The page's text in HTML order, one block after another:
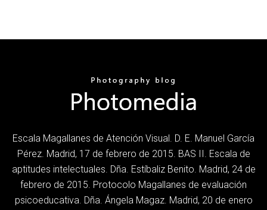
Escala Magallanes de Atención Visual. D. E. Manuel García
Pérez. Madrid, 17 de febrero de 2015. BAS II. Escala de
aptitudes intelectuales. Dña. Estíbaliz Benito. Madrid, 24 de
febrero de 2015. Protocolo Magallanes de evaluación
psicoeducativa. Dña. Ángela Magaz. Madrid, 20 de enero